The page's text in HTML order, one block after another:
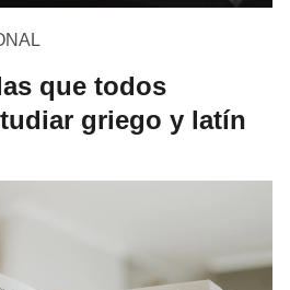
que todos
griego y latín